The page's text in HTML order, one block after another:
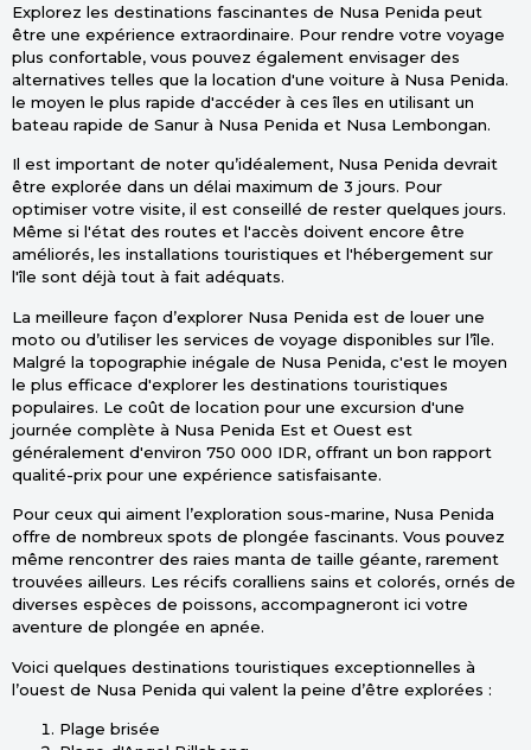
Explorez les destinations fascinantes de Nusa Penida peut
être une expérience extraordinaire. Pour rendre votre voyage
plus confortable, vous pouvez également envisager des
alternatives telles que la location d'une voiture à Nusa Penida.
le moyen le plus rapide d'accéder à ces îles en utilisant un
bateau rapide de Sanur à Nusa Penida et Nusa Lembongan.
Il est important de noter qu’idéalement, Nusa Penida devrait
être explorée dans un délai maximum de 3 jours. Pour
optimiser votre visite, il est conseillé de rester quelques jours.
Même si l'état des routes et l'accès doivent encore être
améliorés, les installations touristiques et l'hébergement sur
l'île sont déjà tout à fait adéquats.
La meilleure façon d’explorer Nusa Penida est de louer une
moto ou d’utiliser les services de voyage disponibles sur l’île.
Malgré la topographie inégale de Nusa Penida, c'est le moyen
le plus efficace d'explorer les destinations touristiques
populaires. Le coût de location pour une excursion d'une
journée complète à Nusa Penida Est et Ouest est
généralement d'environ 750 000 IDR, offrant un bon rapport
qualité-prix pour une expérience satisfaisante.
Pour ceux qui aiment l’exploration sous-marine, Nusa Penida
offre de nombreux spots de plongée fascinants. Vous pouvez
même rencontrer des raies manta de taille géante, rarement
trouvées ailleurs. Les récifs coralliens sains et colorés, ornés de
diverses espèces de poissons, accompagneront ici votre
aventure de plongée en apnée.
Voici quelques destinations touristiques exceptionnelles à
l’ouest de Nusa Penida qui valent la peine d’être explorées :
Plage brisée